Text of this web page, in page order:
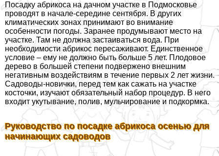
Посадку абрикоса на дачном участке в Подмосковье
проводят в начале-середине сентября. В других
климатических зонах принимают во внимание
особенности погоды. Заранее продумывают место на
участке. Там не должна застаиваться вода. При
необходимости абрикос пересаживают. Единственное
условие – ему не должно быть больше 5 лет. Плодовое
дерево в большей степени подвержено внешним
негативным воздействиям в течение первых 2 лет жизни.
Садоводы-новички, перед тем как сажать на участке
косточки, изучают обязательный набор процедур. В него
входит укутывание, полив, мульчирование и подкормка.
Руководство по посадке абрикоса осенью для
начинающих садоводов